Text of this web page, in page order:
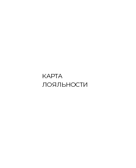
КАРТА
ЛОЯЛЬНОСТИ